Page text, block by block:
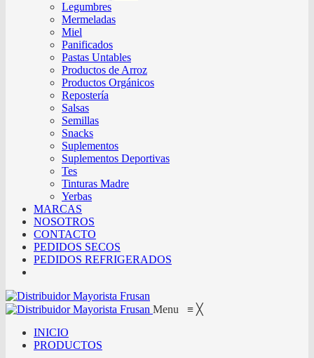
Legumbres
Mermeladas
Miel
Panificados
Pastas Untables
Productos de Arroz
Productos Orgánicos
Repostería
Salsas
Semillas
Snacks
Suplementos
Suplementos Deportivas
Tes
Tinturas Madre
Yerbas
MARCAS
NOSOTROS
CONTACTO
PEDIDOS SECOS
PEDIDOS REFRIGERADOS
Menu ≡ ╳
INICIO
PRODUCTOS